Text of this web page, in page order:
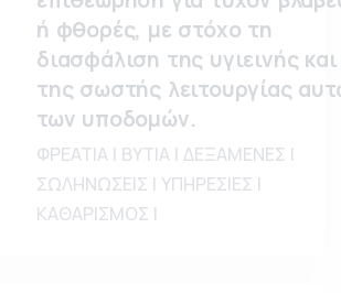
ή φθορές, με στόχο τη
διασφάλιση της υγιεινής και
της σωστής λειτουργίας
των υποδομών.
ΦΡΕΑΤΙΑ | ΒΥΤΙΑ | ΔΕΞΑΜΕΝΕΣ |
ΣΩΛΗΝΩΣΕΙΣ | ΥΠΗΡΕΣΙΕΣ |
ΚΑΘΑΡΙΣΜΟΣ |